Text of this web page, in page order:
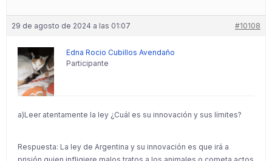
29 de agosto de 2024 a las 01:07 #10108
Edna Rocio Cubillos Avendaño
Participante
a)Leer atentamente la ley ¿Cuál es su innovación y sus límites?
Respuesta: La ley de Argentina y su innovación es que irá a